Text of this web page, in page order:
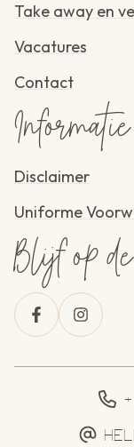
Take away en
Vacatures
Contact
Informatie
Disclaimer
Uniforme
Blijf op